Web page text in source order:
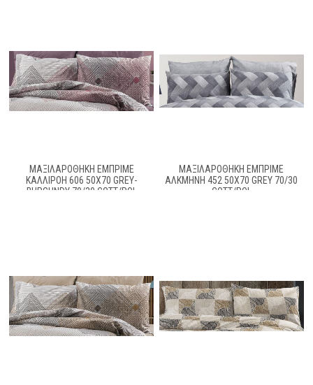
ΜΑΞΙΛΑΡΟΘΉΚΗ ΕΜΠΡΙΜΈ
ΚΑΛΛΙΡΌΗ 606 50X70 GREY-
BURGUNDY 70/30 COTT/POL
ΜΑΞΙΛΑΡΟΘΗΚΗ ΕΜΠΡΙΜΕ
ΑΛΚΜΉΝΗ 452 50X70 GREY 70/30
COTT/POL